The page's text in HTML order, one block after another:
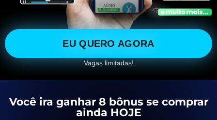
EU QUERO AGORA
Vagas limitadas!
Você ira ganhar 8 bônus se comprar
ainda HOJE